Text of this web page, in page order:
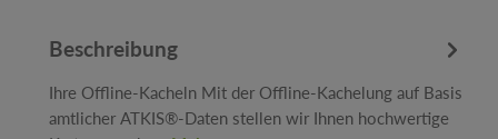
Beschreibung
Ihre Offline-Kacheln Mit der Offline-Kachelung auf Basis
amtlicher ATKIS®-Daten stellen wir Ihnen hochwertige